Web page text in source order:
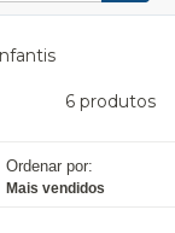
6 produtos
Ordenar por:
Mais vendidos